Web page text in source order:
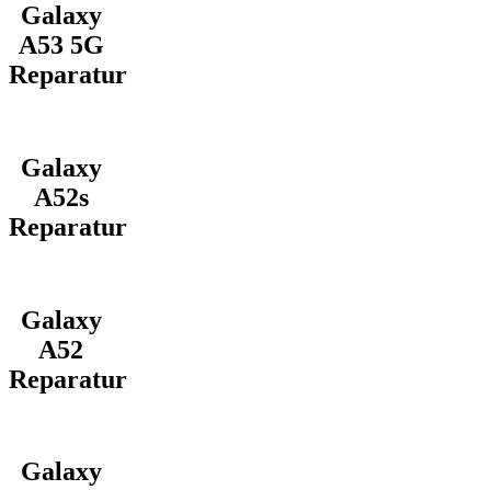
Galaxy
A53 5G
Reparatur
Galaxy
A52s
Reparatur
Galaxy
A52
Reparatur
Galaxy